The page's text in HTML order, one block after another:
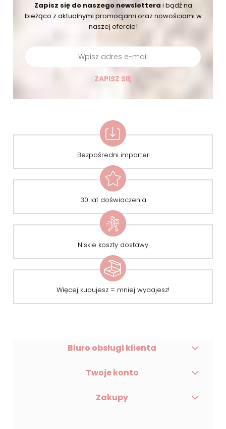
Zapisz się do naszego newslettera i bądź na
bieżąco z aktualnymi promocjami oraz nowościami w
naszej ofercie!
ZAPISZ SIĘ
Bezpośredni importer
30 lat doświaczenia
Niskie koszty dostawy
Więcej kupujesz = mniej wydajesz!
Biuro obsługi klienta
Twoje konto
Zakupy